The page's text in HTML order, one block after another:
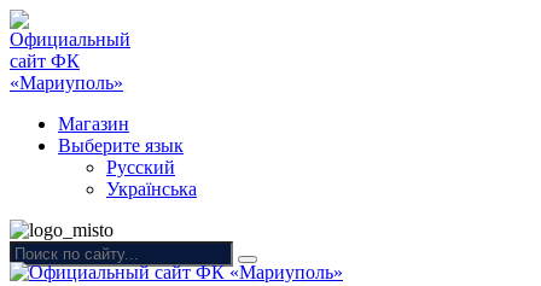
Магазин
Выберите язык
Русский
Українська